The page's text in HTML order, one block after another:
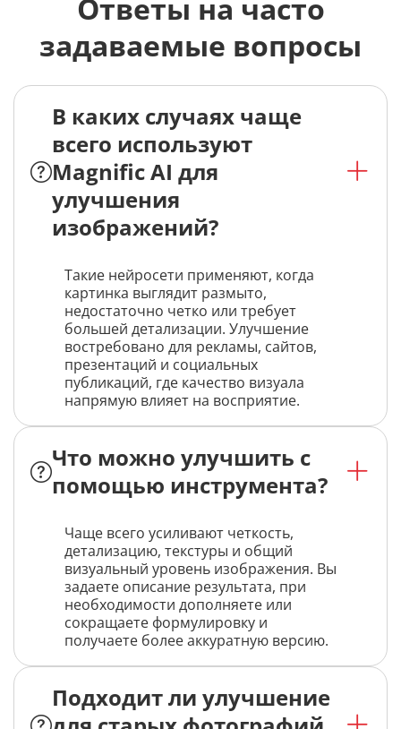
Ответы на часто
задаваемые вопросы
В каких случаях чаще
всего используют
Magnific AI для
улучшения
изображений?
Такие нейросети применяют, когда
картинка выглядит размыто,
недостаточно четко или требует
большей детализации. Улучшение
востребовано для рекламы, сайтов,
презентаций и социальных
публикаций, где качество визуала
напрямую влияет на восприятие.
Что можно улучшить с
помощью инструмента?
Чаще всего усиливают четкость,
детализацию, текстуры и общий
визуальный уровень изображения. Вы
задаете описание результата, при
необходимости дополняете или
сокращаете формулировку и
получаете более аккуратную версию.
Подходит ли улучшение